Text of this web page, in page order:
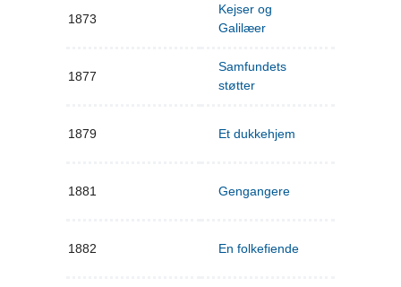
1873
Kejser og
Galilæer
1877
Samfundets
støtter
1879 Et dukkehjem
1881 Gengangere
1882 En folkefiende